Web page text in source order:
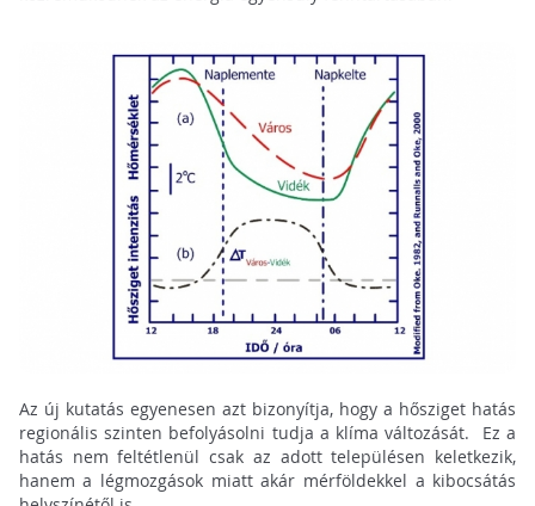
Az új kutatás egyenesen azt bizonyítja, hogy a hősziget hatás
regionális szinten befolyásolni tudja a klíma változását. Ez a
hatás nem feltétlenül csak az adott településen keletkezik,
hanem a légmozgások miatt akár mérföldekkel a kibocsátás